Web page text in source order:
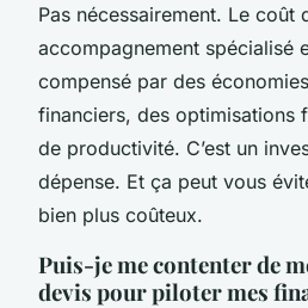
Pas nécessairement. Le coût
accompagnement spécialisé
compensé par des
financiers, des optimisations
de productivité. C’est un
dépense. Et ça peut vous
bien plus coûteux.
Puis-je me contenter de
devis pour piloter mes